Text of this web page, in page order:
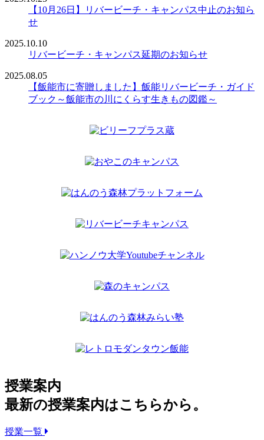
【10月26日】リバービーチ・キャンパス中止のお知ら
せ
2025.10.10
リバービーチ・キャンパス延期のお知らせ
2025.08.05
【飯能市に寄贈しました】飯能リバービーチ・ガイド
ブック～飯能市の川にくらす生きもの図鑑～
授業案内
最新の授業案内はこちらから。
授業一覧